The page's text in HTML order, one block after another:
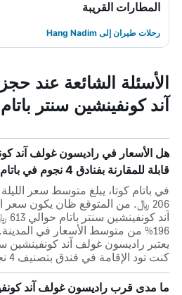
المطارات القريبة
رحلات طيران إلى Hang Nadim
الأسئلة الشائعة عند
آند كونفينشين سنتر باتام
هل الأسعار في راديسون غولف آند
قابلة للمقارنة بفنادق 4 نجوم في باتام كوتا؟
206 ﷼. من المتوقع ظان يكون
يعتبر راديسون غولف آند كونفينشين
كنت تود الإقامة في فندق بتصنيف 4 نجوم في باتام كوتا.
ما مدى قرب راديسون غولف آند